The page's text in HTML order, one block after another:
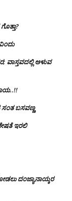
ವಾಸ್ತವದಲ್ಲಿ ಅಳುವ
ಸಂತ ಬಸವಣ್ಣ
ಇರಲಿ
ದಂಜ್ಯಾನಾಯ್ಕರ